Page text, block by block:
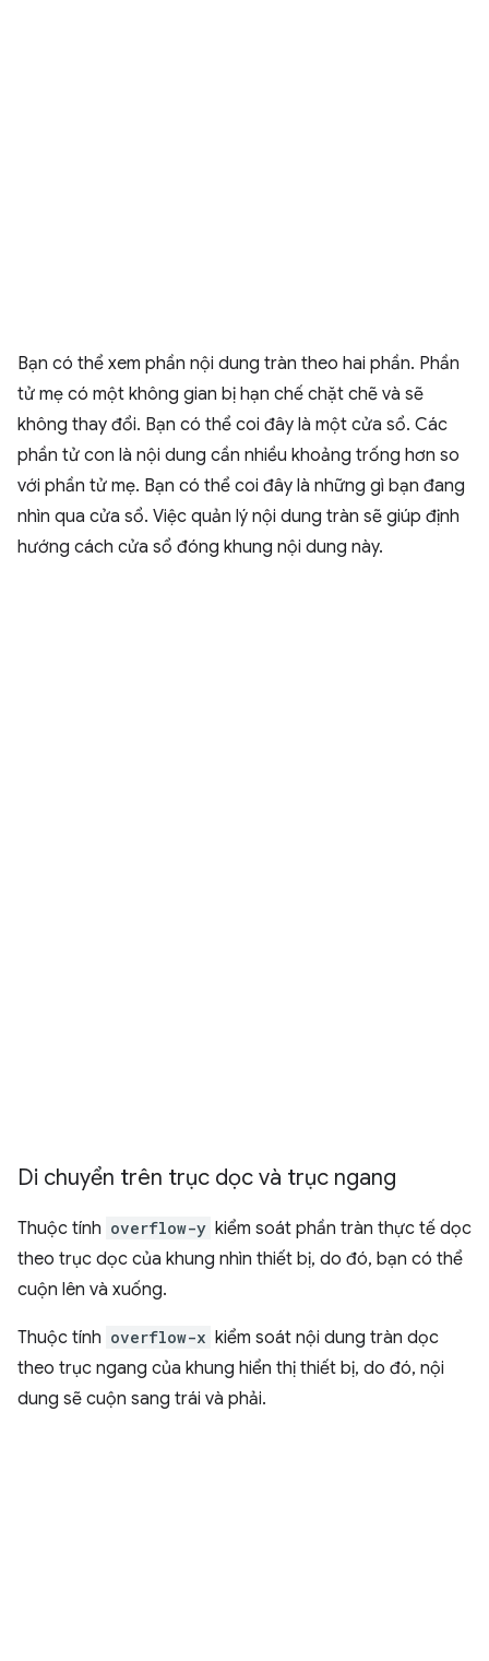
Bạn có thể xem phần nội dung tràn theo hai phần. Phần
tử mẹ có một không gian bị hạn chế chặt chẽ và sẽ
không thay đổi. Bạn có thể coi đây là một cửa sổ. Các
phần tử con là nội dung cần nhiều khoảng trống hơn so
với phần tử mẹ. Bạn có thể coi đây là những gì bạn đang
nhìn qua cửa sổ. Việc quản lý nội dung tràn sẽ giúp định
hướng cách cửa sổ đóng khung nội dung này.
Di chuyển trên trục dọc và trục ngang
Thuộc tính overflow-y kiểm soát phần tràn thực tế dọc
theo trục dọc của khung nhìn thiết bị, do đó, bạn có thể
cuộn lên và xuống.
Thuộc tính overflow-x kiểm soát nội dung tràn dọc
theo trục ngang của khung hiển thị thiết bị, do đó, nội
dung sẽ cuộn sang trái và phải.